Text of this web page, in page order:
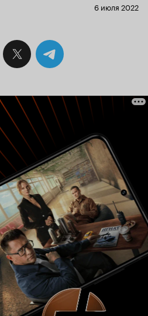
6 июля 2022